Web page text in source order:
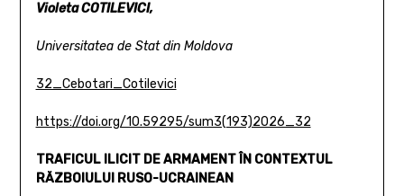
Violeta COTILEVICI,
Universitatea de Stat din Moldova
32_Cebotari_Cotilevici
https://doi.org/10.59295/sum3(193)2026_32
TRAFICUL ILICIT DE ARMAMENT ÎN CONTEXTUL
RĂZBOIULUI RUSO-UCRAINEAN